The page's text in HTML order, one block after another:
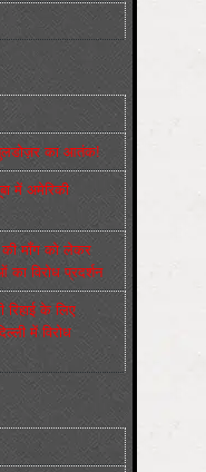
का आतंक!
में अमेरिकी
की माँग को लेकर
का विरोध प्रदर्शन
रिहाई के लिए
में विरोध